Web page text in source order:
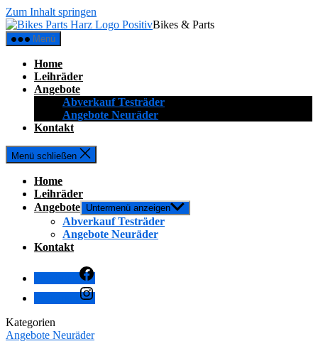
Zum Inhalt springen
Bikes & Parts
Menü
Home
Leihräder
Angebote
Abverkauf Testräder
Angebote Neuräder
Kontakt
Menü schließen
Home
Leihräder
Angebote Untermenü anzeigen
Abverkauf Testräder
Angebote Neuräder
Kontakt
Kategorien
Angebote Neuräder